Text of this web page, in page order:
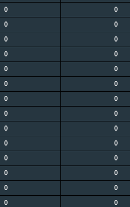
0 0
0 0
0 0
0 0
0 0
0 0
0 0
0 0
0 0
0 0
0 0
0 0
0 0
0 0